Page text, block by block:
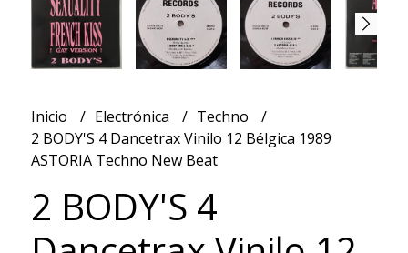
Inicio Electrónica
Techno
2 BODY'S 4 Dancetrax Vinilo 12 Bélgica 1989
ASTORIA Techno New Beat
2 BODY'S 4